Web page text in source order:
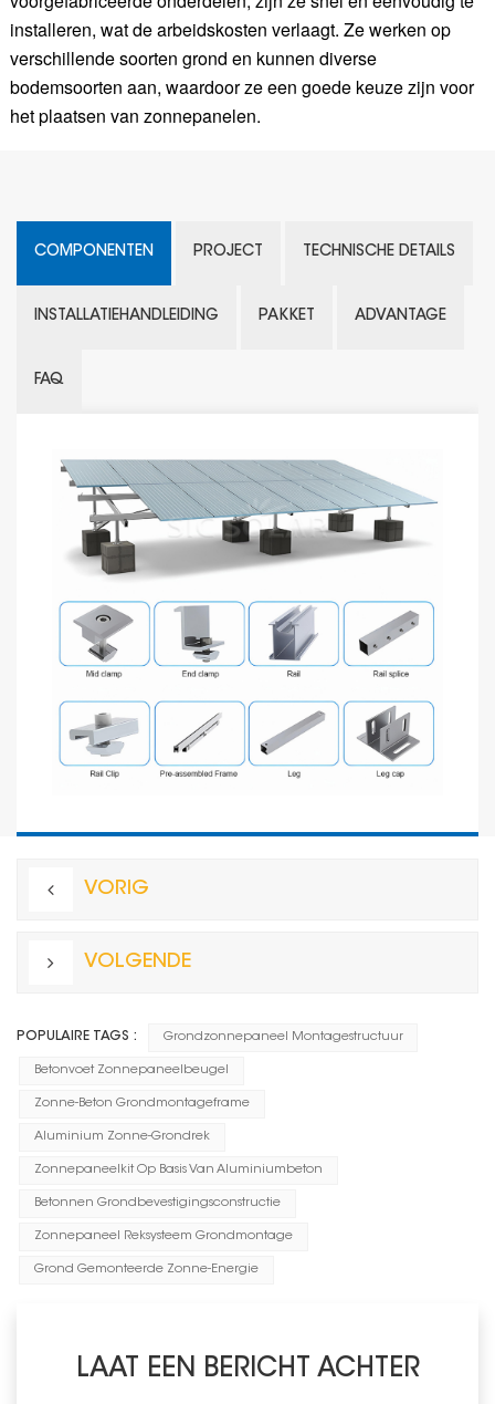
installeren, wat de arbeidskosten verlaagt. Ze werken op
verschillende soorten grond en kunnen diverse
bodemsoorten aan, waardoor ze een goede keuze zijn voor
het plaatsen van zonnepanelen.
COMPONENTEN PROJECT TECHNISCHE DETAILS
INSTALLATIEHANDLEIDING PAKKET ADVANTAGE
FAQ
VORIG
VOLGENDE
POPULAIRE TAGS : Grondzonnepaneel Montagestructuur
Betonvoet Zonnepaneelbeugel
Zonne-Beton Grondmontageframe
Aluminium Zonne-Grondrek
Zonnepaneelkit Op Basis Van Aluminiumbeton
Betonnen Grondbevestigingsconstructie
Zonnepaneel Reksysteem Grondmontage
Grond Gemonteerde Zonne-Energie
LAAT EEN BERICHT ACHTER